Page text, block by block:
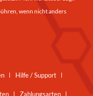
wenn nicht anders
Hilfe / Support
Zahlungsarten